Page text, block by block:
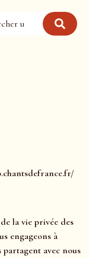
la vie privée des
engageons à
avec nous